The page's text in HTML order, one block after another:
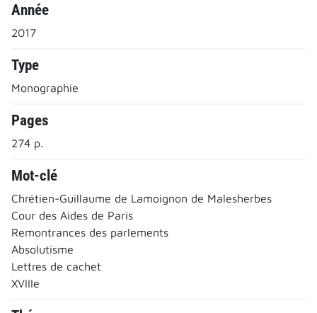
Année
2017
Type
Monographie
Pages
274 p.
Mot-clé
Chrétien-Guillaume de Lamoignon de Malesherbes
Cour des Aides de Paris
Remontrances des parlements
Absolutisme
Lettres de cachet
XVIIIe